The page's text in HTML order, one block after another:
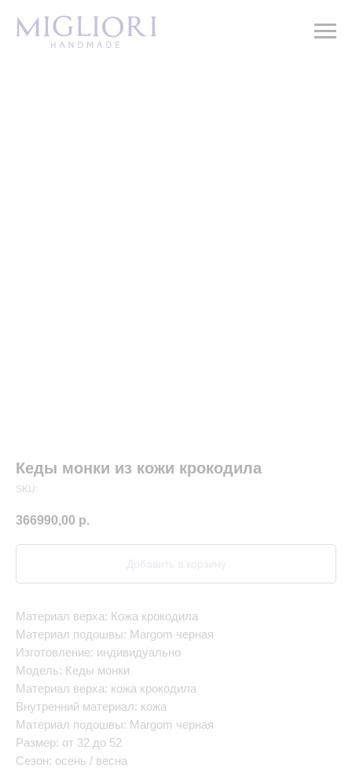
Кеды монки из кожи крокодила
SKU:
366990,00 р.
Добавить в корзину
Материал верха: Кожа крокодила
Материал подошвы: Margom черная
Изготовление: индивидуально
Модель: Кеды монки
Материал верха: кожа крокодила
Внутренний материал: кожа
Материал подошвы: Margom черная
Размер: от 32 до 52
Сезон: осень / весна